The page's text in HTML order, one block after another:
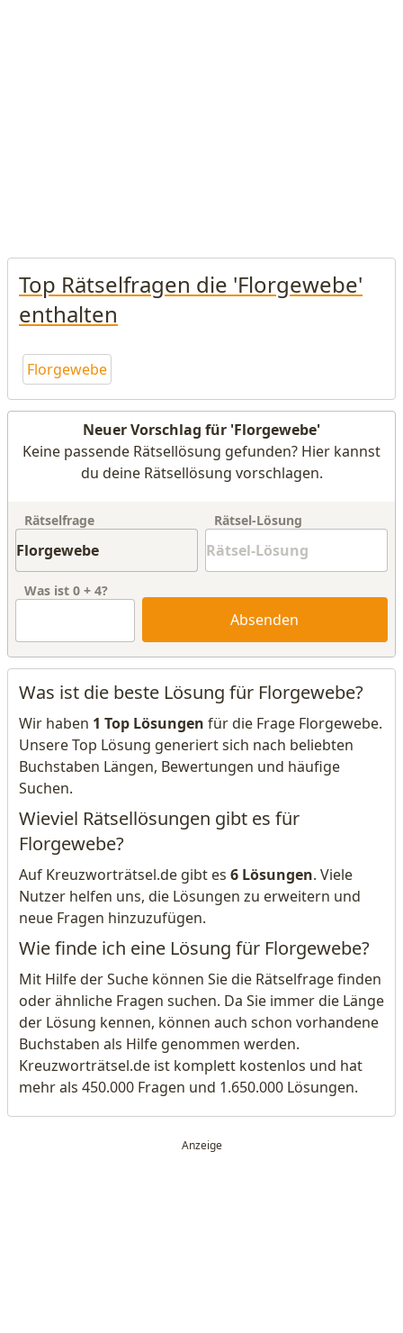
Top Rätselfragen die 'Florgewebe'
enthalten
Florgewebe
Neuer Vorschlag für 'Florgewebe'
Keine passende Rätsellösung gefunden? Hier kannst
du deine Rätsellösung vorschlagen.
Rätselfrage Rätsel-Lösung
Was ist 0 + 4?
Absenden
Was ist die beste Lösung für Florgewebe?
Wir haben 1 Top Lösungen für die Frage Florgewebe.
Unsere Top Lösung generiert sich nach beliebten
Buchstaben Längen, Bewertungen und häufige
Suchen.
Wieviel Rätsellösungen gibt es für
Florgewebe?
Auf Kreuzworträtsel.de gibt es 6 Lösungen. Viele
Nutzer helfen uns, die Lösungen zu erweitern und
neue Fragen hinzuzufügen.
Wie finde ich eine Lösung für Florgewebe?
Mit Hilfe der Suche können Sie die Rätselfrage finden
oder ähnliche Fragen suchen. Da Sie immer die Länge
der Lösung kennen, können auch schon vorhandene
Buchstaben als Hilfe genommen werden.
Kreuzworträtsel.de ist komplett kostenlos und hat
mehr als 450.000 Fragen und 1.650.000 Lösungen.